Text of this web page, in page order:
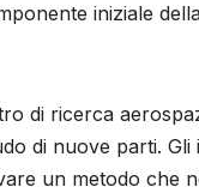
iniziale
di ricerca
di nuove parti.
un metodo che